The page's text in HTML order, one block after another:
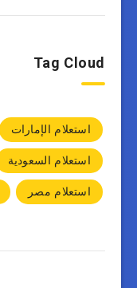
Tag Cloud
استعلام الإمارات
استعلام السعودية
استعلام مصر